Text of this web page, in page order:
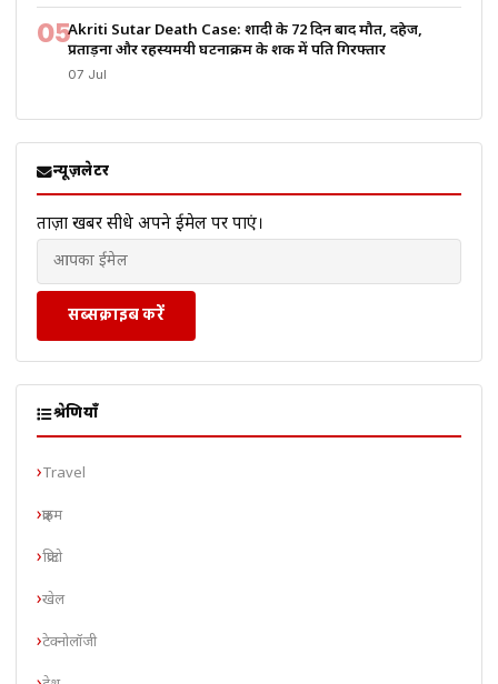
05Akriti Sutar Death Case: शादी के 72 दिन बाद मौत, दहेज,
प्रताड़ना और रहस्यमयी घटनाक्रम के शक में पति गिरफ्तार
07 Jul
न्यूज़लेटर
ताज़ा खबरें सीधे अपने ईमेल पर पाएं।
सब्सक्राइब करें
श्रेणियाँ
Travel
क्राइम
क्रिप्टो
खेल
टेक्नोलॉजी